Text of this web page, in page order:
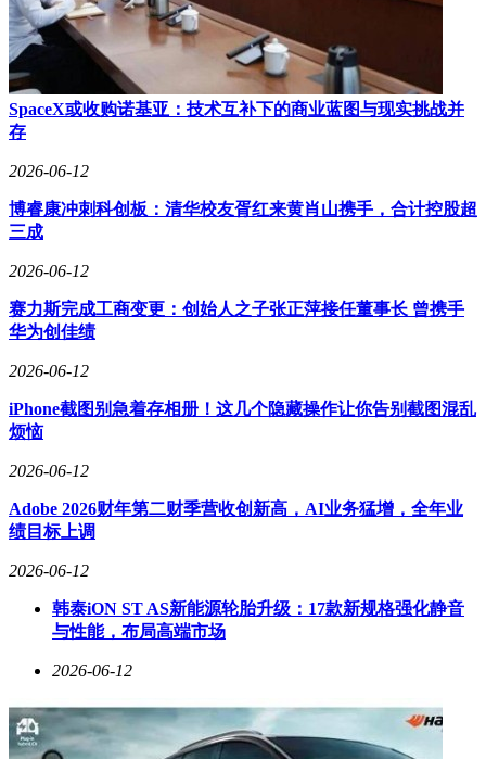
术改造降低了单位成本，但仍难抵消价格下跌带来的冲击。
面对经营困境，泰和新材正加速推进战略转型。新能源领域成
为突破重点，公司计划2026年实现芳纶涂覆隔膜规模化生产，
重点布局动力电池、储能、半固态电池等核心场景；同时依托
芳纶纸技术优势，切入新能源汽车、风光储能、算力数据中心
等新兴市场。2026年一季度数据显示，公司营收10.51亿元，
同比微降0.61%；归母净利润1579.21万元，同比增长50.81%，
察。
SpaceX或收购诺基亚：技术互补下的商业蓝图与现实挑战并
存
2026-06-12
博睿康冲刺科创板：清华校友胥红来黄肖山携手，合计控股超
三成
2026-06-12
赛力斯完成工商变更：创始人之子张正萍接任董事长 曾携手
华为创佳绩
2026-06-12
iPhone截图别急着存相册！这几个隐藏操作让你告别截图混乱
烦恼
2026-06-12
Adobe 2026财年第二财季营收创新高，AI业务猛增，全年业
绩目标上调
2026-06-12
韩泰iON ST AS新能源轮胎升级：17款新规格强化静音
与性能，布局高端市场
2026-06-12